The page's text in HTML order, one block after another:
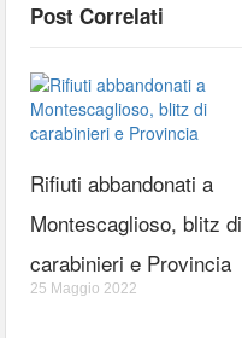
Post Correlati
Rifiuti abbandonati a
Montescaglioso, blitz di
carabinieri e Provincia
25 Maggio 2022